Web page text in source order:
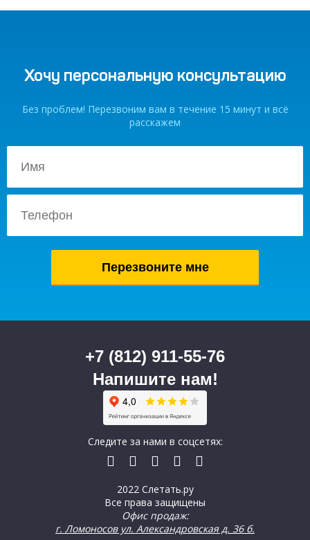
Хочу персональную консультацию
Без проблем! Перезвоним вам в течение 15 минут и всё
расскажем
2022 Слетать.ру
Все права защищены
Офис продаж:
г. Ломоносов ул. Александровская д. 36 б.
+7 (812) 911-55-76
Напишите нам!
Следите за нами в соцсетях: